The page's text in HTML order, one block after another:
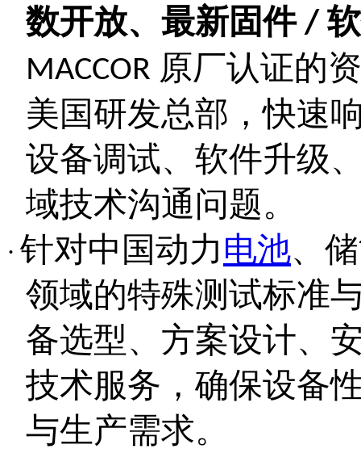
数开放、最新固件/
MACCOR 原厂认证的
美国研发总部，快速
设备调试、软件升级
域技术沟通问题。
· 针对中国动力电池、
领域的特殊测试标准
备选型、方案设计、
技术服务，确保设备
与生产需求。